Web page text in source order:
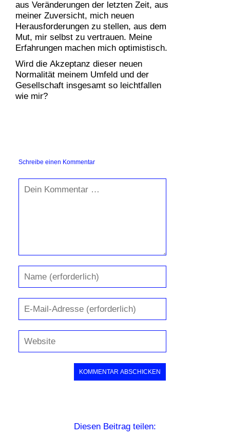
aus Veränderungen der letzten Zeit, aus
meiner Zuversicht, mich neuen
Herausforderungen zu stellen, aus dem
Mut, mir selbst zu vertrauen. Meine
Erfahrungen machen mich optimistisch.
Wird die Akzeptanz dieser neuen
Normalität meinem Umfeld und der
Gesellschaft insgesamt so leichtfallen
wie mir?
Schreibe einen Kommentar
Diesen Beitrag teilen: